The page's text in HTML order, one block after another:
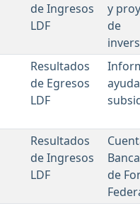
de Ingresos
LDF
y
de
Resultados
de Egresos
LDF
Resultados
de Ingresos
LDF
de